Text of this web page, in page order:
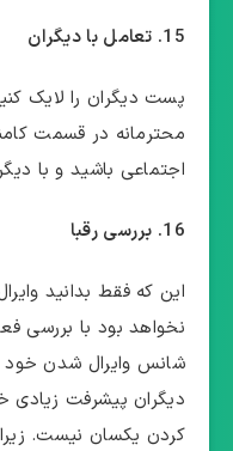
15. تعامل با دیگران
پست دیگران را لایک
محترمانه در قسمت
اجتماعی باشید و با
16. بررسی رقبا
این که فقط بدانید
نخواهد بود با بررسی
شانس وایرال شدن خود
دیگران پیشرفت زیادی
کردن یکسان نیست.